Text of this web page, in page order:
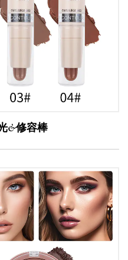
&修容棒